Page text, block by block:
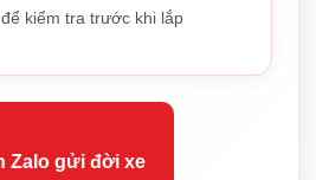
kiểm tra trước khi lắp
Zalo gửi đời xe